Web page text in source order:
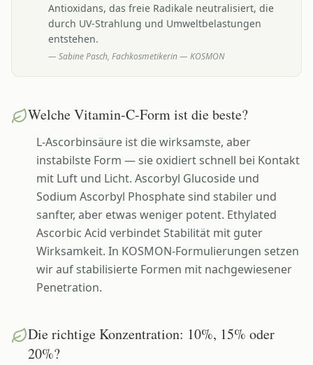
Antioxidans, das freie Radikale neutralisiert, die
durch UV-Strahlung und Umweltbelastungen
entstehen.
— Sabine Pasch, Fachkosmetikerin — KOSMON
Welche Vitamin-C-Form ist die beste?
L-Ascorbinsäure ist die wirksamste, aber
instabilste Form — sie oxidiert schnell bei Kontakt
mit Luft und Licht. Ascorbyl Glucoside und
Sodium Ascorbyl Phosphate sind stabiler und
sanfter, aber etwas weniger potent. Ethylated
Ascorbic Acid verbindet Stabilität mit guter
Wirksamkeit. In KOSMON-Formulierungen setzen
wir auf stabilisierte Formen mit nachgewiesener
Penetration.
Die richtige Konzentration: 10%, 15% oder
20%?